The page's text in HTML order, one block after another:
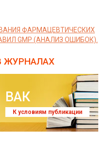
ФАРМАЦЕВТИЧЕСКИХ
GMP (АНАЛИЗ ОШИБОК).
ЖУРНАЛАХ
ВАК
К условиям публикации